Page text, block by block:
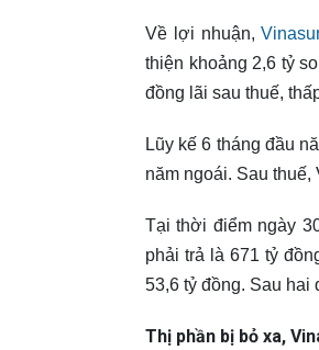
Về lợi nhuận,
thiện khoảng 2,6 tỷ
đồng lãi sau thuế,
Lũy kế 6 tháng đầu
năm ngoái. Sau thuế,
Tại thời điểm ngày
phải trả là 671 tỷ
53,6 tỷ đồng. Sau hai
Thị phần bị bỏ xa,